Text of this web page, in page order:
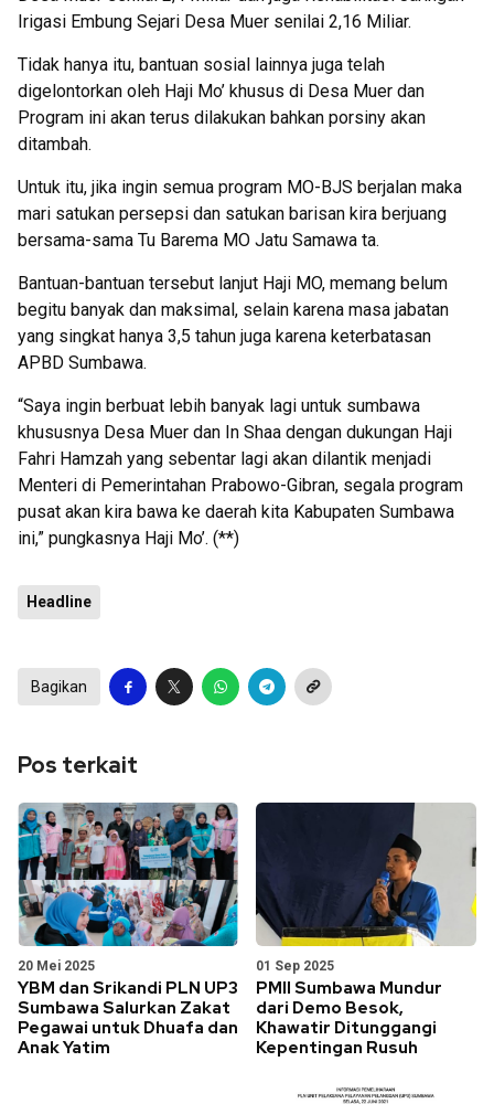
Irigasi Embung Sejari Desa Muer senilai 2,16 Miliar.
Tidak hanya itu, bantuan sosial lainnya juga telah
digelontorkan oleh Haji Mo’ khusus di Desa Muer dan
Program ini akan terus dilakukan bahkan porsiny akan
ditambah.
Untuk itu, jika ingin semua program MO-BJS berjalan maka
mari satukan persepsi dan satukan barisan kira berjuang
bersama-sama Tu Barema MO Jatu Samawa ta.
Bantuan-bantuan tersebut lanjut Haji MO, memang belum
begitu banyak dan maksimal, selain karena masa jabatan
yang singkat hanya 3,5 tahun juga karena keterbatasan
APBD Sumbawa.
“Saya ingin berbuat lebih banyak lagi untuk sumbawa
khususnya Desa Muer dan In Shaa dengan dukungan Haji
Fahri Hamzah yang sebentar lagi akan dilantik menjadi
Menteri di Pemerintahan Prabowo-Gibran, segala program
pusat akan kira bawa ke daerah kita Kabupaten Sumbawa
ini,” pungkasnya Haji Mo’. (**)
Headline
Bagikan
Pos terkait
20 Mei 2025
YBM dan Srikandi PLN UP3
Sumbawa Salurkan Zakat
Pegawai untuk Dhuafa dan
Anak Yatim
01 Sep 2025
PMII Sumbawa Mundur
dari Demo Besok,
Khawatir Ditunggangi
Kepentingan Rusuh